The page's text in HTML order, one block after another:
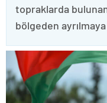
topraklarda
bölgeden